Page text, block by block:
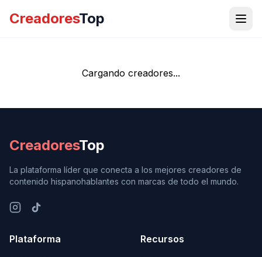
CreadoresTop
Cargando creadores...
CreadoresTop
La plataforma líder que conecta a los mejores creadores de
contenido hispanohablantes con marcas de todo el mundo.
Plataforma Recursos